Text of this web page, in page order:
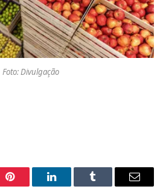
Foto: Divulgação
Pinterest LinkedInTumblr Email